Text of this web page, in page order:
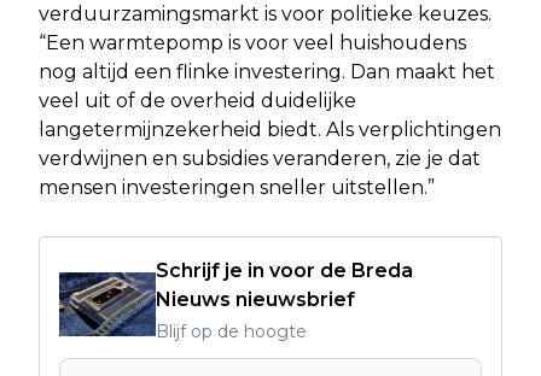
verduurzamingsmarkt is voor politieke keuzes.
“Een warmtepomp is voor veel huishoudens
nog altijd een flinke investering. Dan maakt het
veel uit of de overheid duidelijke
langetermijnzekerheid biedt. Als verplichtingen
verdwijnen en subsidies veranderen, zie je dat
mensen investeringen sneller uitstellen.”
Schrijf je in voor de Breda
Nieuws nieuwsbrief
Blijf op de hoogte